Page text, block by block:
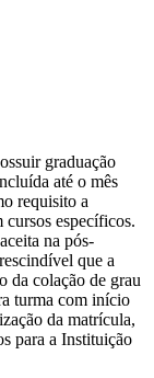
graduação
até o mês
requisito a
cursos específicos.
na pós-
que a
da colação de grau
turma com início
da matrícula,
para a Instituição